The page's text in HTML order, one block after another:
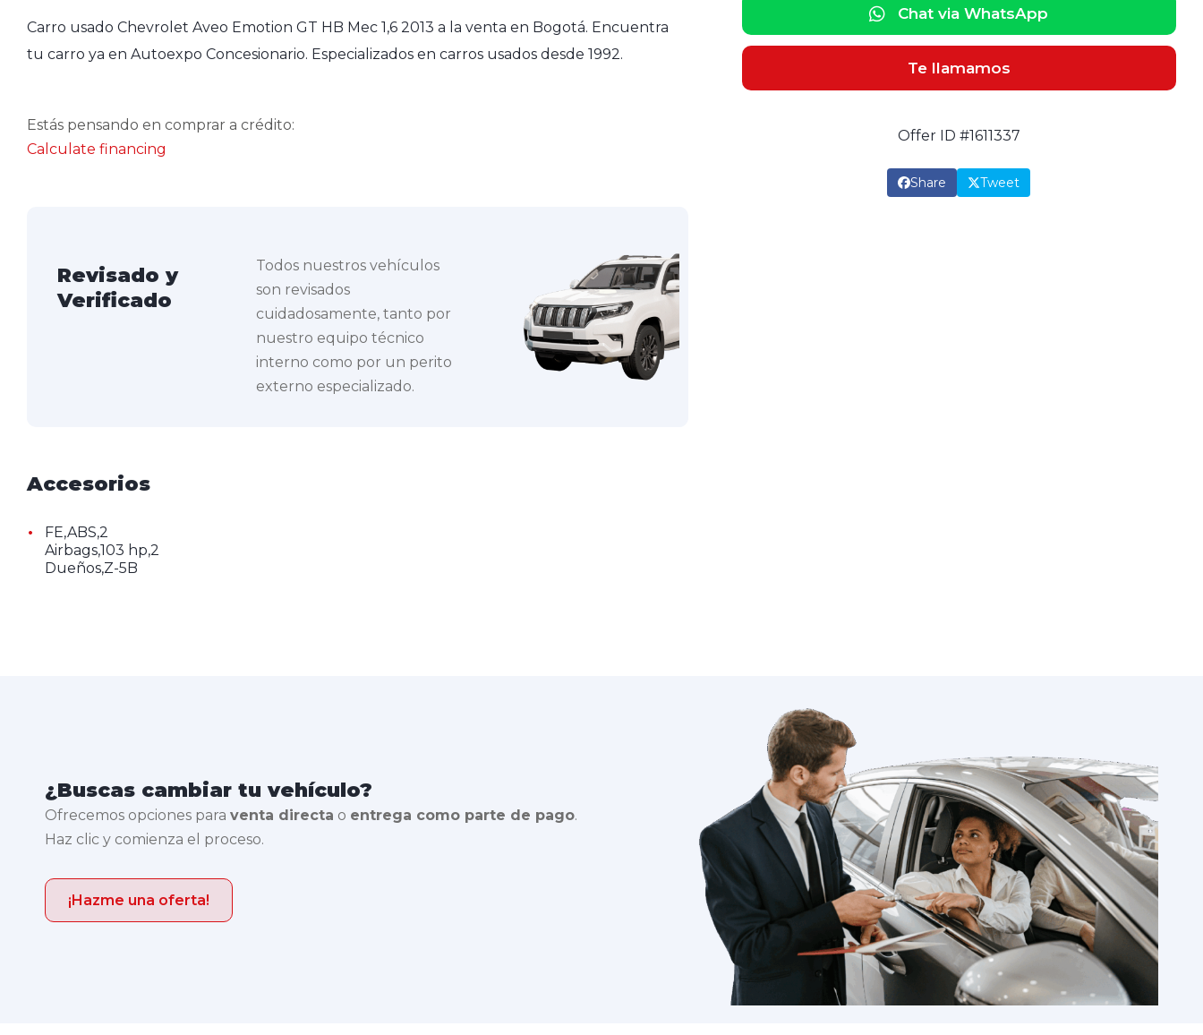
Carro usado Chevrolet Aveo Emotion GT HB Mec 1,6 2013 a la venta en Bogotá. Encuentra
tu carro ya en Autoexpo Concesionario. Especializados en carros usados desde 1992.
Estás pensando en comprar a crédito:
Calculate financing
Revisado y
Verificado
Todos nuestros vehículos
son revisados
cuidadosamente, tanto por
nuestro equipo técnico
interno como por un perito
externo especializado.
Accesorios
•
FE,ABS,2
Airbags,103 hp,2
Dueños,Z-5B
Chat via WhatsApp
Te llamamos
Offer ID #1611337
Share Tweet
¿Buscas cambiar tu vehículo?
Ofrecemos opciones para venta directa o entrega como parte de pago.
Haz clic y comienza el proceso.
¡Hazme una oferta!